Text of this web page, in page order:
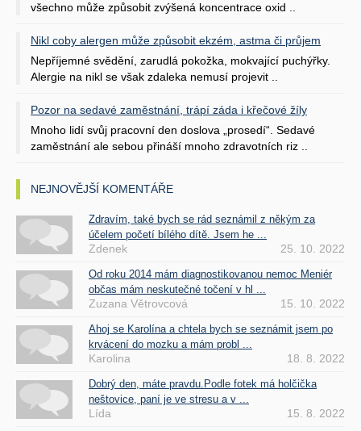
všechno může způsobit zvýšená koncentrace oxid ..
Nikl coby alergen může způsobit ekzém, astma či průjem
Nepříjemné svědění, zarudlá pokožka, mokvající puchýřky.
Alergie na nikl se však zdaleka nemusí projevit ..
Pozor na sedavé zaměstnání, trápí záda i křečové žíly
Mnoho lidí svůj pracovní den doslova „prosedí“. Sedavé
zaměstnání ale sebou přináší mnoho zdravotních riz ..
NEJNOVĚJŠÍ KOMENTÁŘE
Zdravím, také bych se rád seznámil z někým za
účelem početí bílého dítě. Jsem he ...
Zdenek 25. 10. 2022
Od roku 2014 mám diagnostikovanou nemoc Meniér
občas mám neskutečné točení v hl ...
Zuzana Větrovcová 15. 10. 2022
Ahoj se Karolína a chtela bych se seznámit jsem po
krvácení do mozku a mám probl ...
Karolina 18. 8. 2022
Dobrý den, máte pravdu.Podle fotek má holčička
neštovice, paní je ve stresu a v ...
Lída 15. 8. 2022